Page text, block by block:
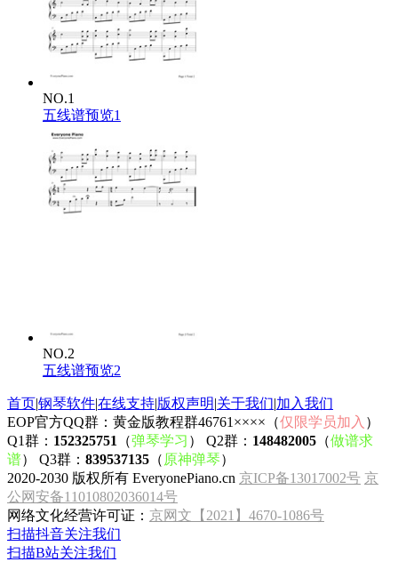
NO.1
五线谱预览1
NO.2
五线谱预览2
首页|钢琴软件|在线支持|版权声明|关于我们|加入我们
EOP官方QQ群：黄金版教程群46761××××（仅限学员加入 ）
Q1群： 152325751 （弹琴学习 ） Q2群： 148482005 （做谱求
谱） Q3群： 839537135 （ 原神弹琴）
2020-2030 版权所有 EveryonePiano.cn 京ICP备13017002号 京
公网安备11010802036014号
网络文化经营许可证： 京网文【2021】4670-1086号
扫描抖音关注我们
扫描B站关注我们